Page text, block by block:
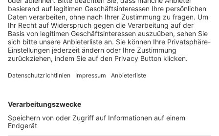
BFV-Geschäftsstellen
Trainerbörse
Login SpielPlus
FOLGE DEM BFV
TOP-VEREINE